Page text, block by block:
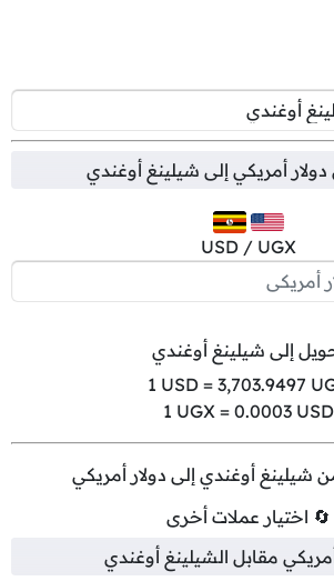
دولار أمريكي إلى شيلينغ أوغندي
USD / UGX
إلى شيلينغ أوغندي
1 USD = 3,703.9497
1 UGX = 0.0003 USD
شيلينغ أوغندي إلى دولار أمريكي
🔄 اختيار عملات أخرى
مقابل الشيلينغ أوغندي